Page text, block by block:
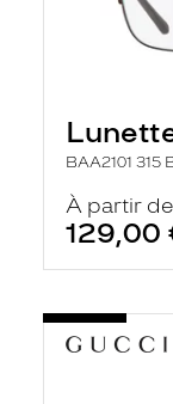
BAA2101 315
À partir de
129,00